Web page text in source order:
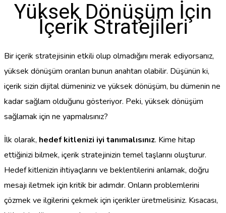
Yüksek Dönüşüm İçin
İçerik Stratejileri
Bir içerik stratejisinin etkili olup olmadığını merak ediyorsanız,
yüksek dönüşüm oranları bunun anahtarı olabilir. Düşünün ki,
içerik sizin dijital dümeniniz ve yüksek dönüşüm, bu dümenin ne
kadar sağlam olduğunu gösteriyor. Peki, yüksek dönüşüm
sağlamak için ne yapmalısınız?
İlk olarak, hedef kitlenizi iyi tanımalısınız. Kime hitap
ettiğinizi bilmek, içerik stratejinizin temel taşlarını oluşturur.
Hedef kitlenizin ihtiyaçlarını ve beklentilerini anlamak, doğru
mesajı iletmek için kritik bir adımdır. Onların problemlerini
çözmek ve ilgilerini çekmek için içerikler üretmelisiniz. Kısacası,